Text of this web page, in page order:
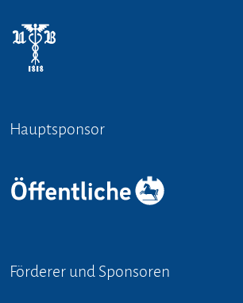
Hauptsponsor
Förderer und Sponsoren